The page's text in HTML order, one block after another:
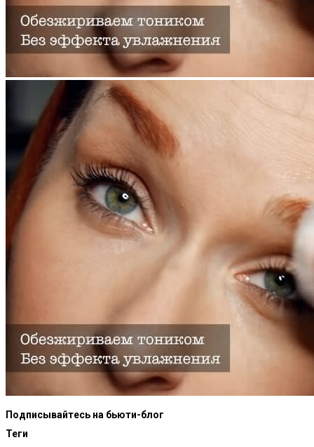
Подписывайтесь на бьюти-блог
Теги